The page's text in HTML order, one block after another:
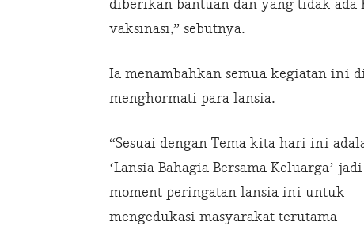
diberikan bantuan dan yang tidak
vaksinasi,” sebutnya.
Ia menambahkan semua kegiatan ini
menghormati para lansia.
“Sesuai dengan Tema kita hari ini
‘Lansia Bahagia Bersama Keluarga’ jadi
moment peringatan lansia ini untuk
mengedukasi masyarakat terutama